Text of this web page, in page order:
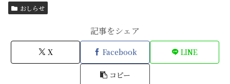
おしらせ
記事をシェア
X Facebook LINE
コピー